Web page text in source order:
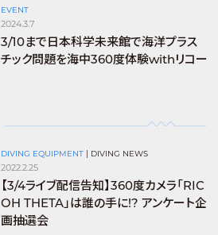
EVENT
2024.3.7
3/10まで日本科学未来館で海洋プラス
チック問題を海中360度体験withリコー
DIVING EQUIPMENT | DIVING NEWS
2022.2.25
【3/4ライブ配信告知】360度カメラ「RIC
OH THETA」は誰の手に!? アンケート企
画抽選会